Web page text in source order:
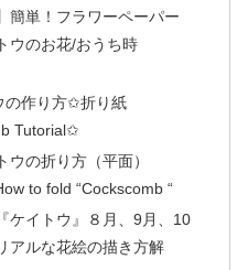
簡単！フラワーペーパー
ウのお花/おうち時
作り方✩折り紙
Tutorial✩
ウの折り方（平面）
to fold “Cockscomb “
ケイトウ』８月、9月、10
ルな花絵の描き方解